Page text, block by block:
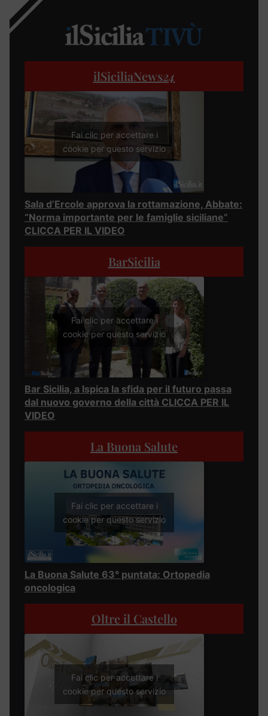
ilSiciliaNews24
Fai clic per accettare i
cookie per questo servizio
Sala d’Ercole approva la rottamazione, Abbate:
“Norma importante per le famiglie siciliane”
CLICCA PER IL VIDEO
BarSicilia
Fai clic per accettare i
cookie per questo servizio
Bar Sicilia, a Ispica la sfida per il futuro passa
dal nuovo governo della città CLICCA PER IL
VIDEO
La Buona Salute
Fai clic per accettare i
cookie per questo servizio
La Buona Salute 63° puntata: Ortopedia
oncologica
Oltre il Castello
Fai clic per accettare i
cookie per questo servizio